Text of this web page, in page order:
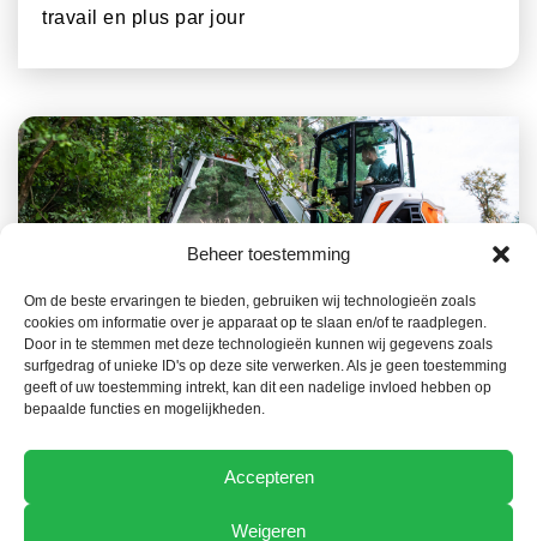
Beheer toestemming
Om de beste ervaringen te bieden, gebruiken wij technologieën zoals
cookies om informatie over je apparaat op te slaan en/of te raadplegen.
Door in te stemmen met deze technologieën kunnen wij gegevens zoals
surfgedrag of unieke ID's op deze site verwerken. Als je geen toestemming
geeft of uw toestemming intrekt, kan dit een nadelige invloed hebben op
bepaalde functies en mogelijkheden.
Accepteren
Weigeren
travail en plus par jour
NOUVELLES
La gamme Bobcat, un atout clé dans la
prévention des incendies de forêt